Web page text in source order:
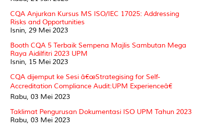
CQA Anjurkan Kursus MS ISO/IEC 17025: Addressing
Risks and Opportunities
Isnin, 29 Mei 2023
Booth CQA 5 Terbaik Sempena Majlis Sambutan Mega
Raya Aidilfitri 2023 UPM
Isnin, 15 Mei 2023
CQA dijemput ke Sesi â€œStrategising for Self-
Accreditation Compliance Audit:UPM Experienceâ€
Rabu, 03 Mei 2023
Taklimat Pengurusan Dokumentasi ISO UPM Tahun 2023
Rabu, 03 Mei 2023